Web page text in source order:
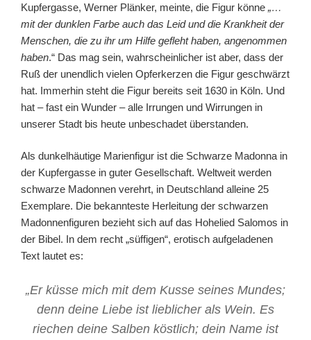
Kupfergasse, Werner Plänker, meinte, die Figur könne „…
mit der dunklen Farbe auch das Leid und die Krankheit der
Menschen, die zu ihr um Hilfe gefleht haben, angenommen
haben.“ Das mag sein, wahrscheinlicher ist aber, dass der
Ruß der unendlich vielen Opferkerzen die Figur geschwärzt
hat. Immerhin steht die Figur bereits seit 1630 in Köln. Und
hat – fast ein Wunder – alle Irrungen und Wirrungen in
unserer Stadt bis heute unbeschadet überstanden.
Als dunkelhäutige Marienfigur ist die Schwarze Madonna in
der Kupfergasse in guter Gesellschaft. Weltweit werden
schwarze Madonnen verehrt, in Deutschland alleine 25
Exemplare. Die bekannteste Herleitung der schwarzen
Madonnenfiguren bezieht sich auf das Hohelied Salomos in
der Bibel. In dem recht „süffigen“, erotisch aufgeladenen
Text lautet es:
„Er küsse mich mit dem Kusse seines Mundes;
denn deine Liebe ist lieblicher als Wein. Es
riechen deine Salben köstlich; dein Name ist